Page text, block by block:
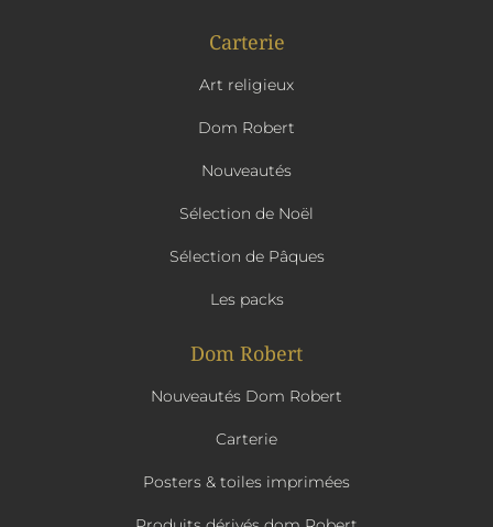
Carterie
Art religieux
Dom Robert
Nouveautés
Sélection de Noël
Sélection de Pâques
Les packs
Dom Robert
Nouveautés Dom Robert
Carterie
Posters & toiles imprimées